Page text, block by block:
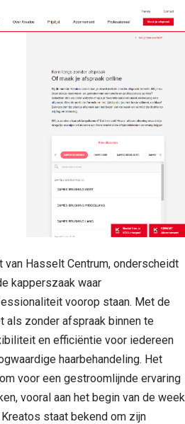
van Hasselt Centrum, onderscheidt
kapperszaak waar
voorop staan. Met de
als zonder afspraak binnen te
en efficiëntie voor iedereen
haarbehandeling. Het
voor een gestroomlijnde ervaring
vooral aan het begin van de week
staat bekend om zijn